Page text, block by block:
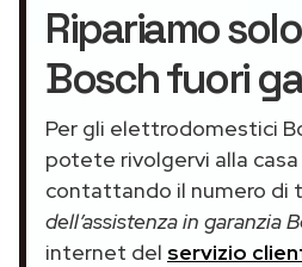
Ripariamo
Bosch fuori
Per gli elettrodomestici
potete rivolgervi alla
contattando il numero di
dell’assistenza in garanzia
internet del servizio